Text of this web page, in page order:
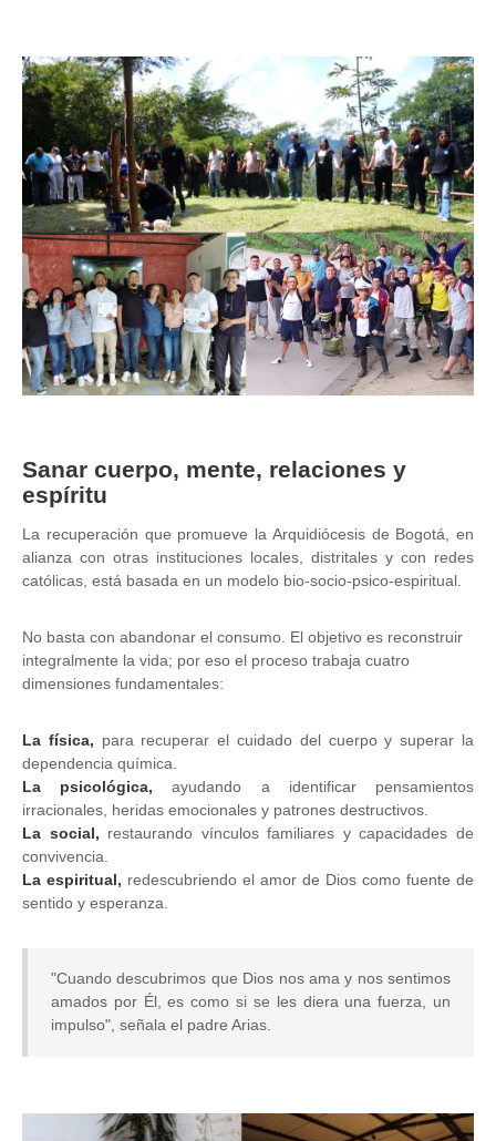
Image
Sanar cuerpo, mente, relaciones y
espíritu
La recuperación que promueve la Arquidiócesis de Bogotá, en
alianza con otras instituciones locales, distritales y con redes
católicas, está basada en un modelo bio-socio-psico-espiritual.
No basta con abandonar el consumo. El objetivo es reconstruir
integralmente la vida; por eso el proceso trabaja cuatro
dimensiones fundamentales:
La física, para recuperar el cuidado del cuerpo y superar la
dependencia química.
La psicológica, ayudando a identificar pensamientos
irracionales, heridas emocionales y patrones destructivos.
La social, restaurando vínculos familiares y capacidades de
convivencia.
La espiritual, redescubriendo el amor de Dios como fuente de
sentido y esperanza.
"Cuando descubrimos que Dios nos ama y nos sentimos
amados por Él, es como si se les diera una fuerza, un
impulso", señala el padre Arias.